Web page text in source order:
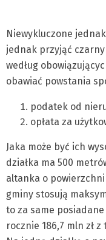
Niewykluczone
jednak przyjąć
według
obawiać powstania
podatek od
opłata za
Jaka może być ich
działka ma 500
altanka o
gminy stosują
to za same posiadane
rocznie 186,7 mln zł